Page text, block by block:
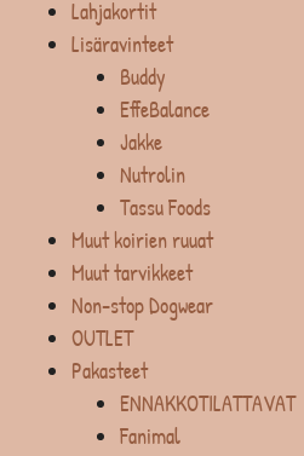
Lahjakortit
Lisäravinteet
Buddy
EffeBalance
Jakke
Nutrolin
Tassu Foods
Muut koirien ruuat
Muut tarvikkeet
Non-stop Dogwear
OUTLET
Pakasteet
ENNAKKOTILATTAVAT
Fanimal